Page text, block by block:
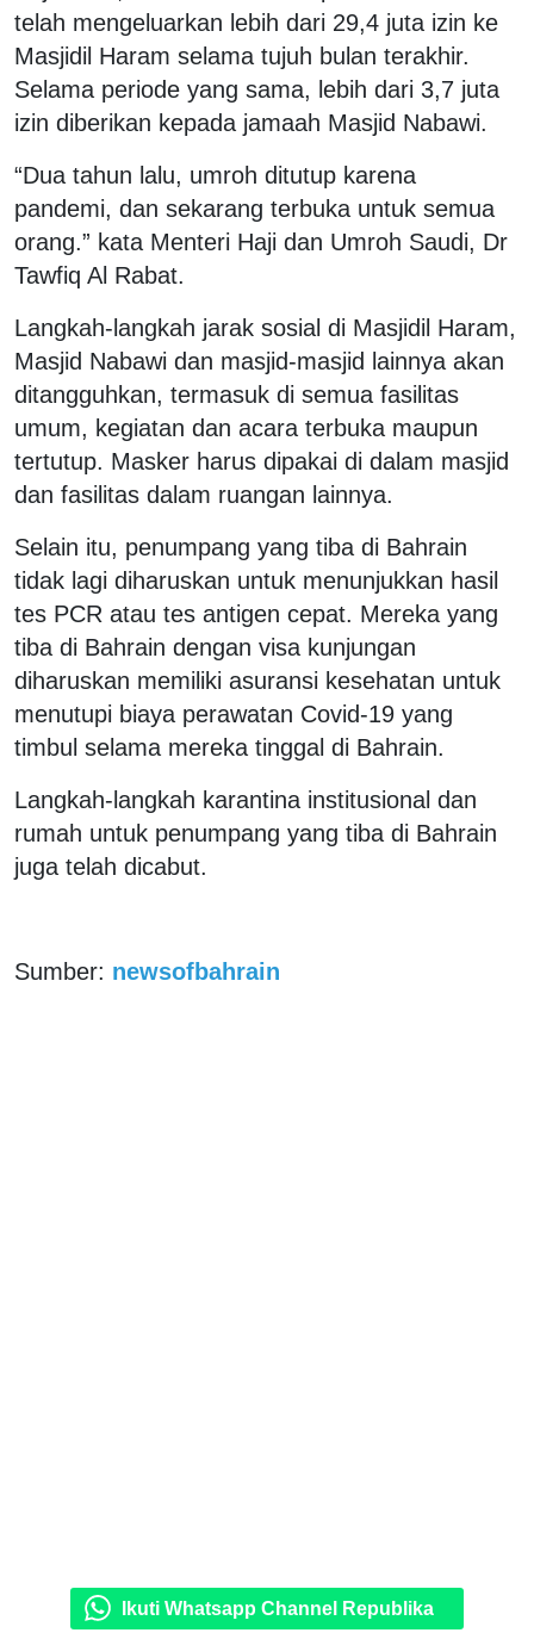
telah mengeluarkan lebih dari 29,4 juta izin ke
Masjidil Haram selama tujuh bulan terakhir.
Selama periode yang sama, lebih dari 3,7 juta
izin diberikan kepada jamaah Masjid Nabawi.
“Dua tahun lalu, umroh ditutup karena
pandemi, dan sekarang terbuka untuk semua
orang.” kata Menteri Haji dan Umroh Saudi, Dr
Tawfiq Al Rabat.
Langkah-langkah jarak sosial di Masjidil Haram,
Masjid Nabawi dan masjid-masjid lainnya akan
ditangguhkan, termasuk di semua fasilitas
umum, kegiatan dan acara terbuka maupun
tertutup. Masker harus dipakai di dalam masjid
dan fasilitas dalam ruangan lainnya.
Selain itu, penumpang yang tiba di Bahrain
tidak lagi diharuskan untuk menunjukkan hasil
tes PCR atau tes antigen cepat. Mereka yang
tiba di Bahrain dengan visa kunjungan
diharuskan memiliki asuransi kesehatan untuk
menutupi biaya perawatan Covid-19 yang
timbul selama mereka tinggal di Bahrain.
Langkah-langkah karantina institusional dan
rumah untuk penumpang yang tiba di Bahrain
juga telah dicabut.
Sumber: newsofbahrain
Ikuti Whatsapp Channel Republika